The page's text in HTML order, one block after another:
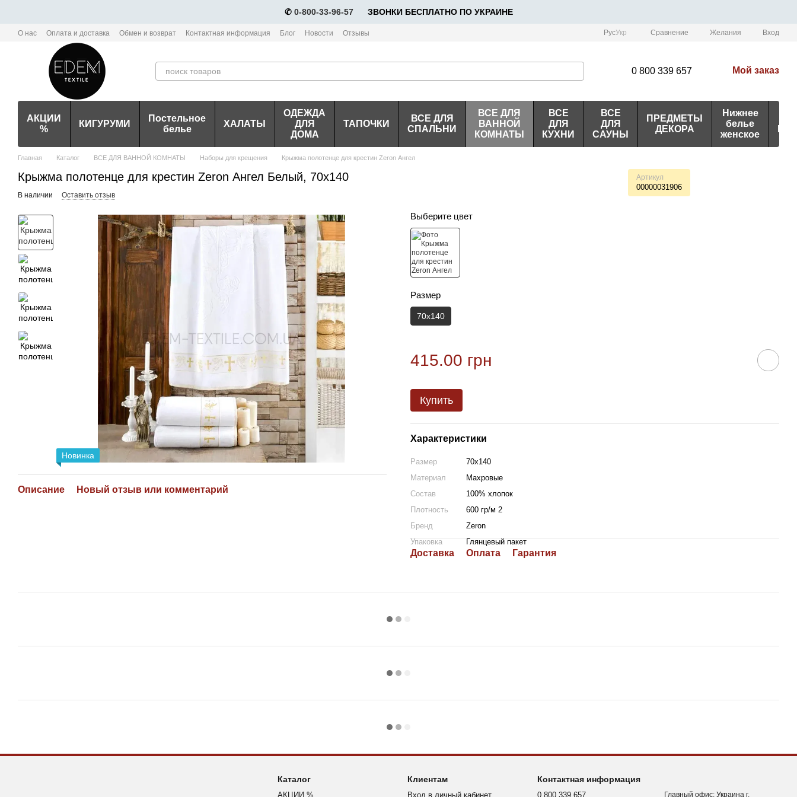
✆ 0-800-33-96-57⠀⠀ЗВОНКИ БЕСПЛАТНО ПО УКРАИНЕ
О нас Оплата и доставка Обмен и возврат Контактная информация Блог Новости
Отзывы
Политика конфиденциальности мобильного приложения Edem-Textile
РусУкр Сравнение Желания Вход
0 800 339 657 Мой заказ
АКЦИИ
%
КИГУРУМИ
Постельное
белье
ХАЛАТЫ
ОДЕЖДА
ДЛЯ
ДОМА
ТАПОЧКИ
ВСЕ ДЛЯ
СПАЛЬНИ
ВСЕ ДЛЯ
ВАННОЙ
КОМНАТЫ
ВСЕ
ДЛЯ
КУХНИ
ВСЕ
ДЛЯ
САУНЫ
ПРЕДМЕТЫ
ДЕКОРА
Нижнее
белье
женское
Главная Каталог ВСЕ ДЛЯ ВАННОЙ КОМНАТЫ Наборы для крещения Крыжма полотенце для крестин Zeron Ангел
Крыжма полотенце для крестин Zeron Ангел Белый, 70х140 Артикул
00000031906
В наличии Оставить отзыв
Новинка
Описание Новый отзыв или комментарий
Выберите цвет
Размер
70х140
415.00 грн
Купить
Характеристики
Размер
70х140
Материал
Махровые
Состав
100% хлопок
Плотность
600 гр/м 2
Бренд
Zeron
Упаковка
Глянцевый пакет
Доставка Оплата Гарантия
Каталог
АКЦИИ %
Клиентам
Вход в личный кабинет
Контактная информация
0 800 339 657 Главный офис: Украина г.